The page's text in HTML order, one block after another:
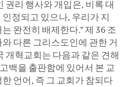
권리 행사와 개입은, 비록 대
정되고 있으나, 우리가 지
완전히 배제한다.” 제 36 조
다른 그리스도인에 관한 거
개혁교회는 다음과 같은 견해
백을 출판함에 있어서 본 교
언어, 즉 그 교회가 참되다